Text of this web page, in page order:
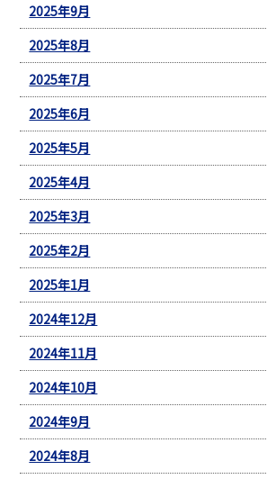
2025年9月
2025年8月
2025年7月
2025年6月
2025年5月
2025年4月
2025年3月
2025年2月
2025年1月
2024年12月
2024年11月
2024年10月
2024年9月
2024年8月